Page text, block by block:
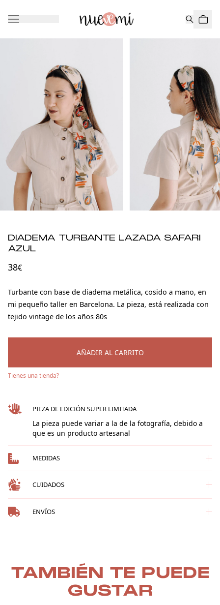
DIADEMA TURBANTE LAZADA SAFARI
AZUL
38€
Turbante con base de diadema metálica, cosido a mano, en
mi pequeño taller en Barcelona. La pieza, está realizada con
tejido vintage de los años 80s
AÑADIR AL CARRITO
Tienes una tienda?
PIEZA DE EDICIÓN SUPER LIMITADA
La pieza puede variar a la de la fotografía, debido a
que es un producto artesanal
MEDIDAS
CUIDADOS
ENVÍOS
TAMBIÉN TE PUEDE
GUSTAR